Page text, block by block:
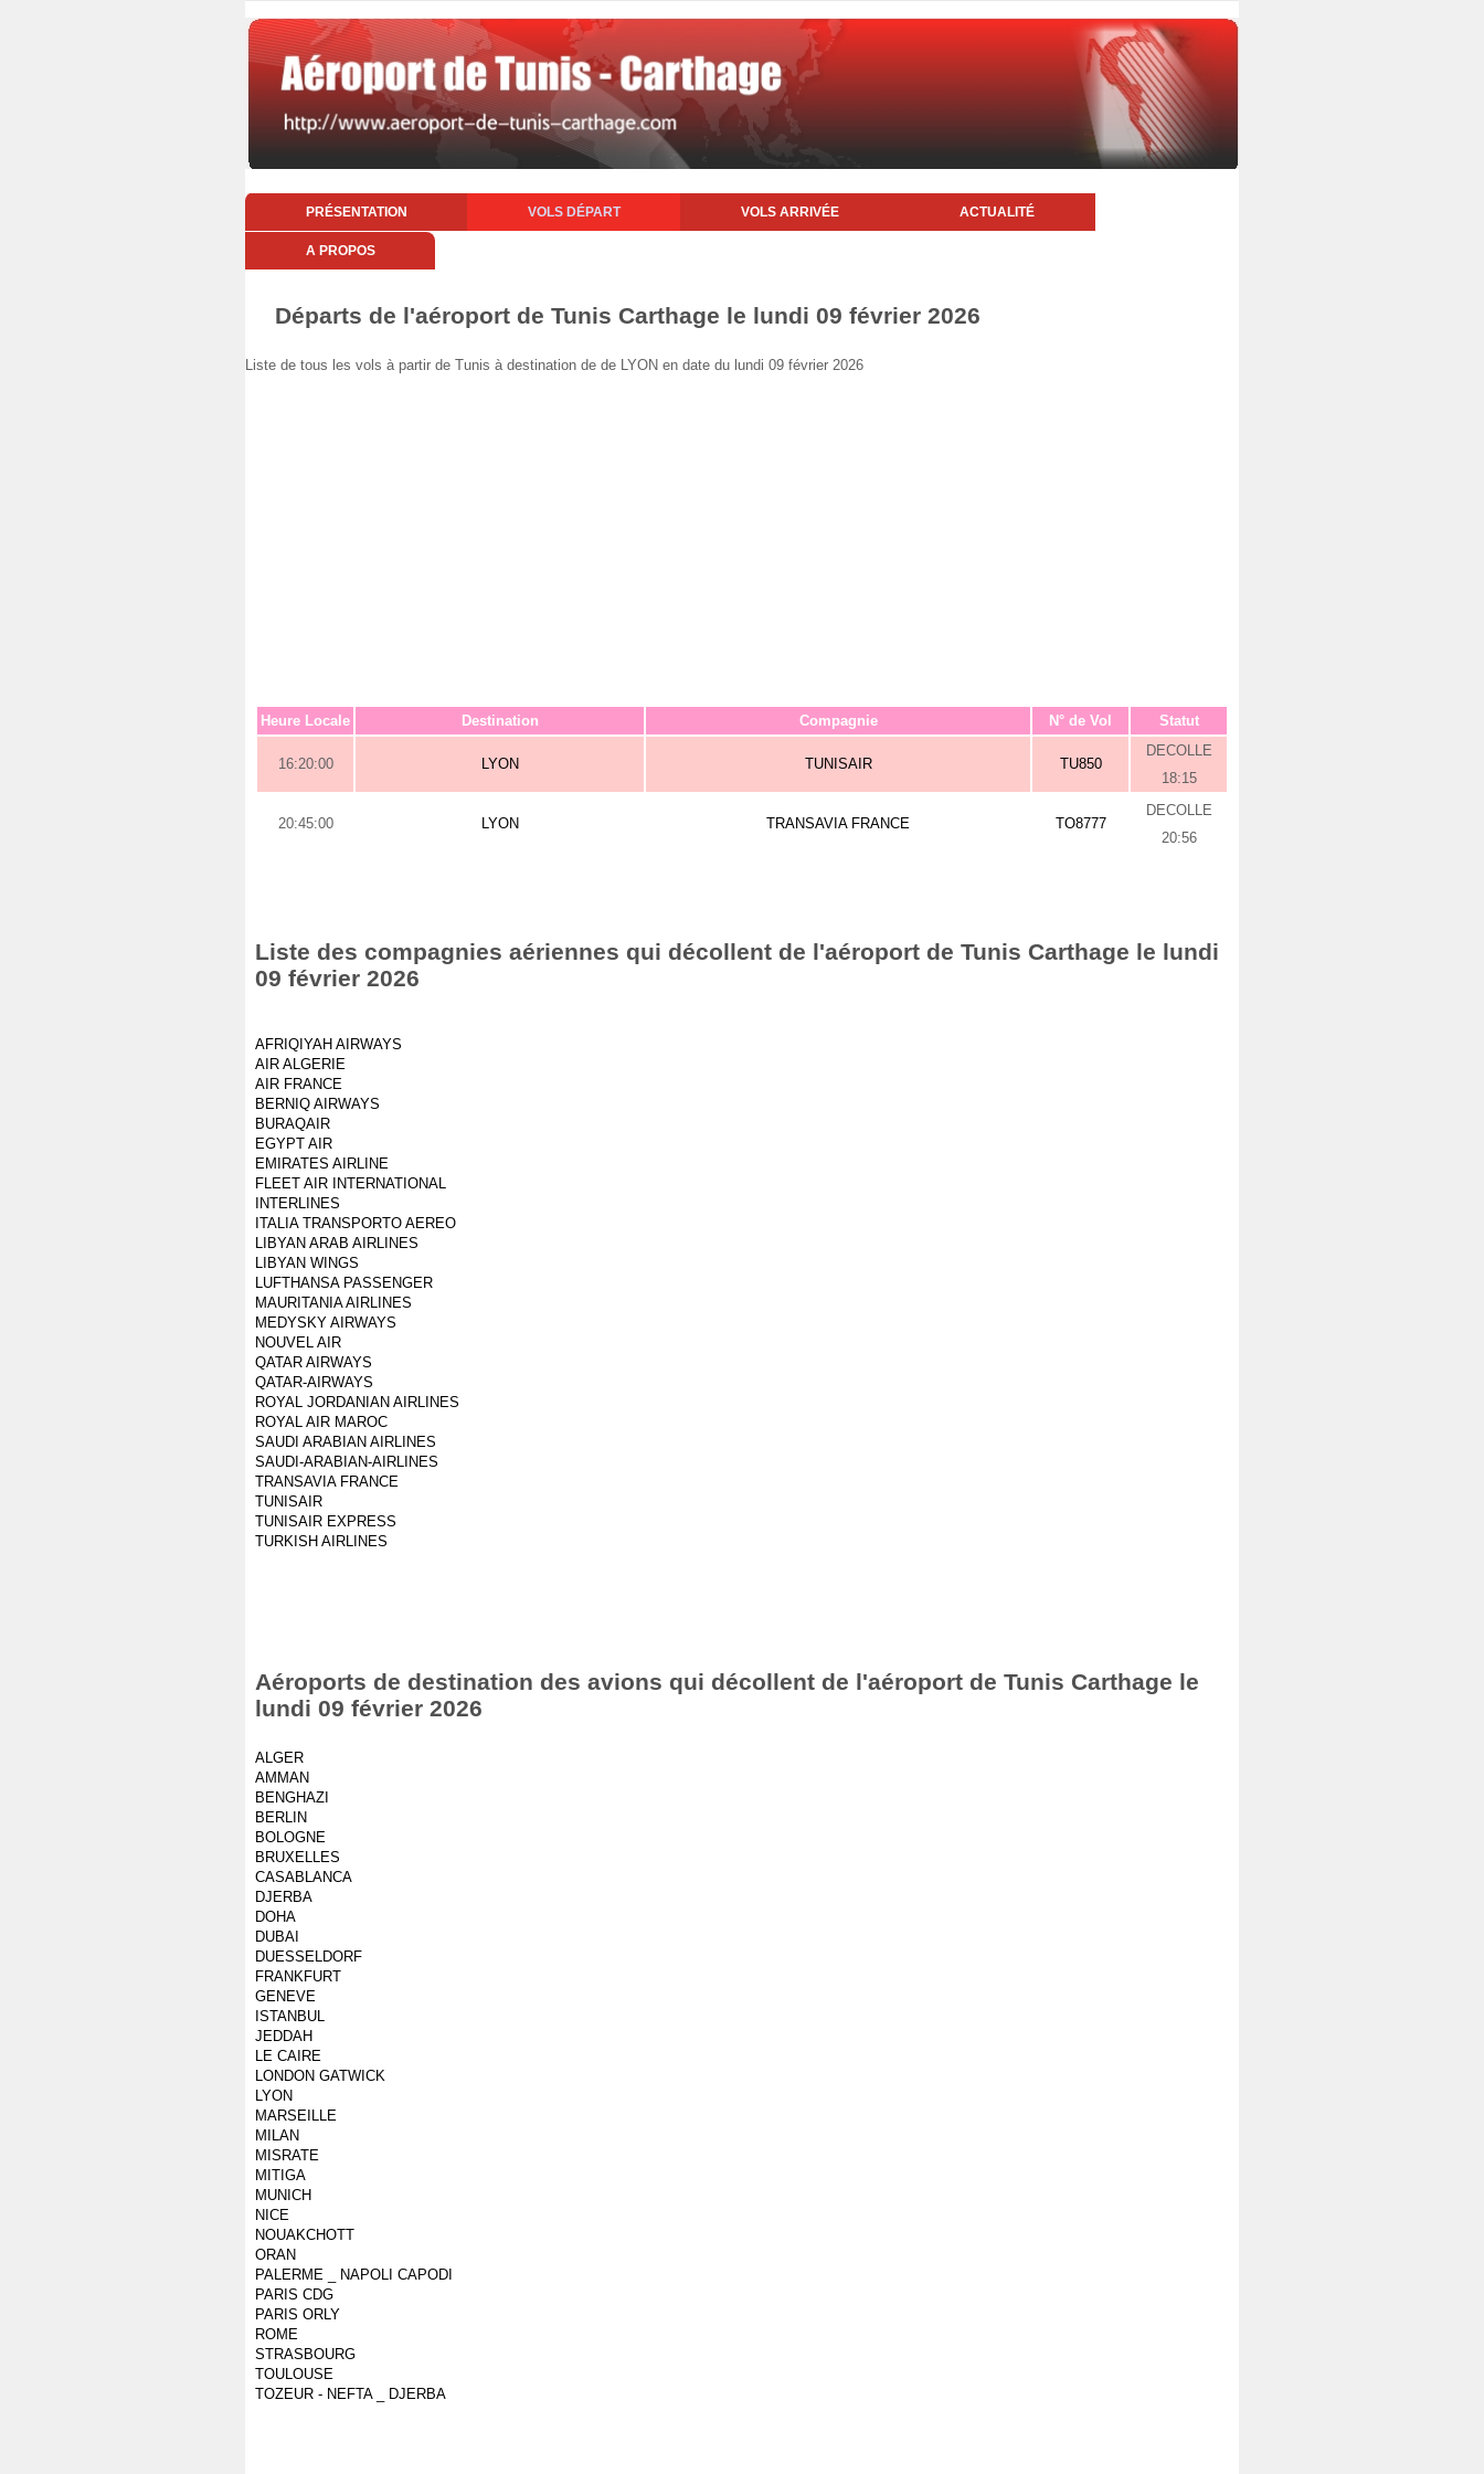
PRÉSENTATION VOLS DÉPART VOLS ARRIVÉE ACTUALITÉ
A PROPOS
Départs de l'aéroport de Tunis Carthage le lundi 09 février 2026
Liste de tous les vols à partir de Tunis à destination de de LYON en date du lundi 09 février 2026
Heure Locale Destination Compagnie N° de Vol Statut
16:20:00 LYON TUNISAIR TU850
DECOLLE
18:15
20:45:00 LYON TRANSAVIA FRANCE TO8777
DECOLLE
20:56
Liste des compagnies aériennes qui décollent de l'aéroport de Tunis Carthage le lundi
09 février 2026
AFRIQIYAH AIRWAYS
AIR ALGERIE
AIR FRANCE
BERNIQ AIRWAYS
BURAQAIR
EGYPT AIR
EMIRATES AIRLINE
FLEET AIR INTERNATIONAL
INTERLINES
ITALIA TRANSPORTO AEREO
LIBYAN ARAB AIRLINES
LIBYAN WINGS
LUFTHANSA PASSENGER
MAURITANIA AIRLINES
MEDYSKY AIRWAYS
NOUVEL AIR
QATAR AIRWAYS
QATAR-AIRWAYS
ROYAL JORDANIAN AIRLINES
ROYAL AIR MAROC
SAUDI ARABIAN AIRLINES
SAUDI-ARABIAN-AIRLINES
TRANSAVIA FRANCE
TUNISAIR
TUNISAIR EXPRESS
TURKISH AIRLINES
Aéroports de destination des avions qui décollent de l'aéroport de Tunis Carthage le
lundi 09 février 2026
ALGER
AMMAN
BENGHAZI
BERLIN
BOLOGNE
BRUXELLES
CASABLANCA
DJERBA
DOHA
DUBAI
DUESSELDORF
FRANKFURT
GENEVE
ISTANBUL
JEDDAH
LE CAIRE
LONDON GATWICK
LYON
MARSEILLE
MILAN
MISRATE
MITIGA
MUNICH
NICE
NOUAKCHOTT
ORAN
PALERME _ NAPOLI CAPODI
PARIS CDG
PARIS ORLY
ROME
STRASBOURG
TOULOUSE
TOZEUR - NEFTA _ DJERBA